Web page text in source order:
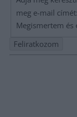
meg e-mail címét:
Megismertem és